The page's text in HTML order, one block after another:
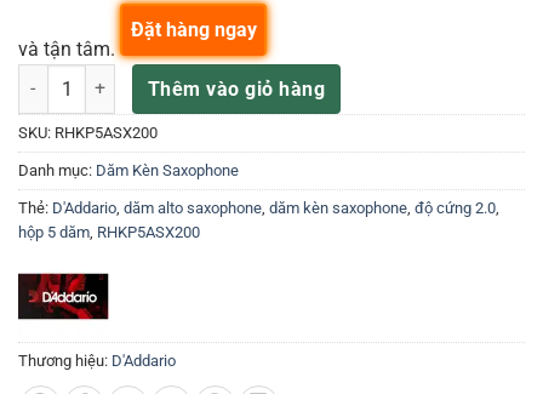
và tận tâm.
D'ADDARIO RHKP5ASX200 DĂM KÈN ALTO SAXO FRED L. HEMKE
Thêm vào giỏ hàng
Đặt hàng ngay
SKU: RHKP5ASX200
Danh mục: Dăm Kèn Saxophone
Thẻ: D'Addario, dăm alto saxophone, dăm kèn saxophone, độ cứng 2.0,
hộp 5 dăm, RHKP5ASX200
Thương hiệu: D'Addario